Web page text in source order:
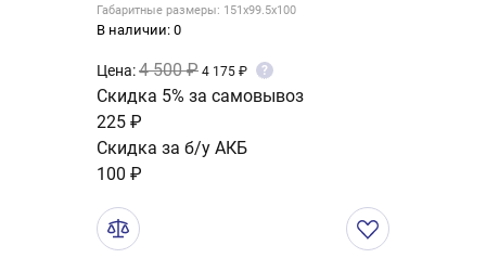
Габаритные размеры: 151x99.5x100
В наличии: 0
Цена:4 500 ₽ 4 175 ₽ ?
Скидка 5% за самовывоз
225 ₽
Скидка за б/у АКБ
100 ₽